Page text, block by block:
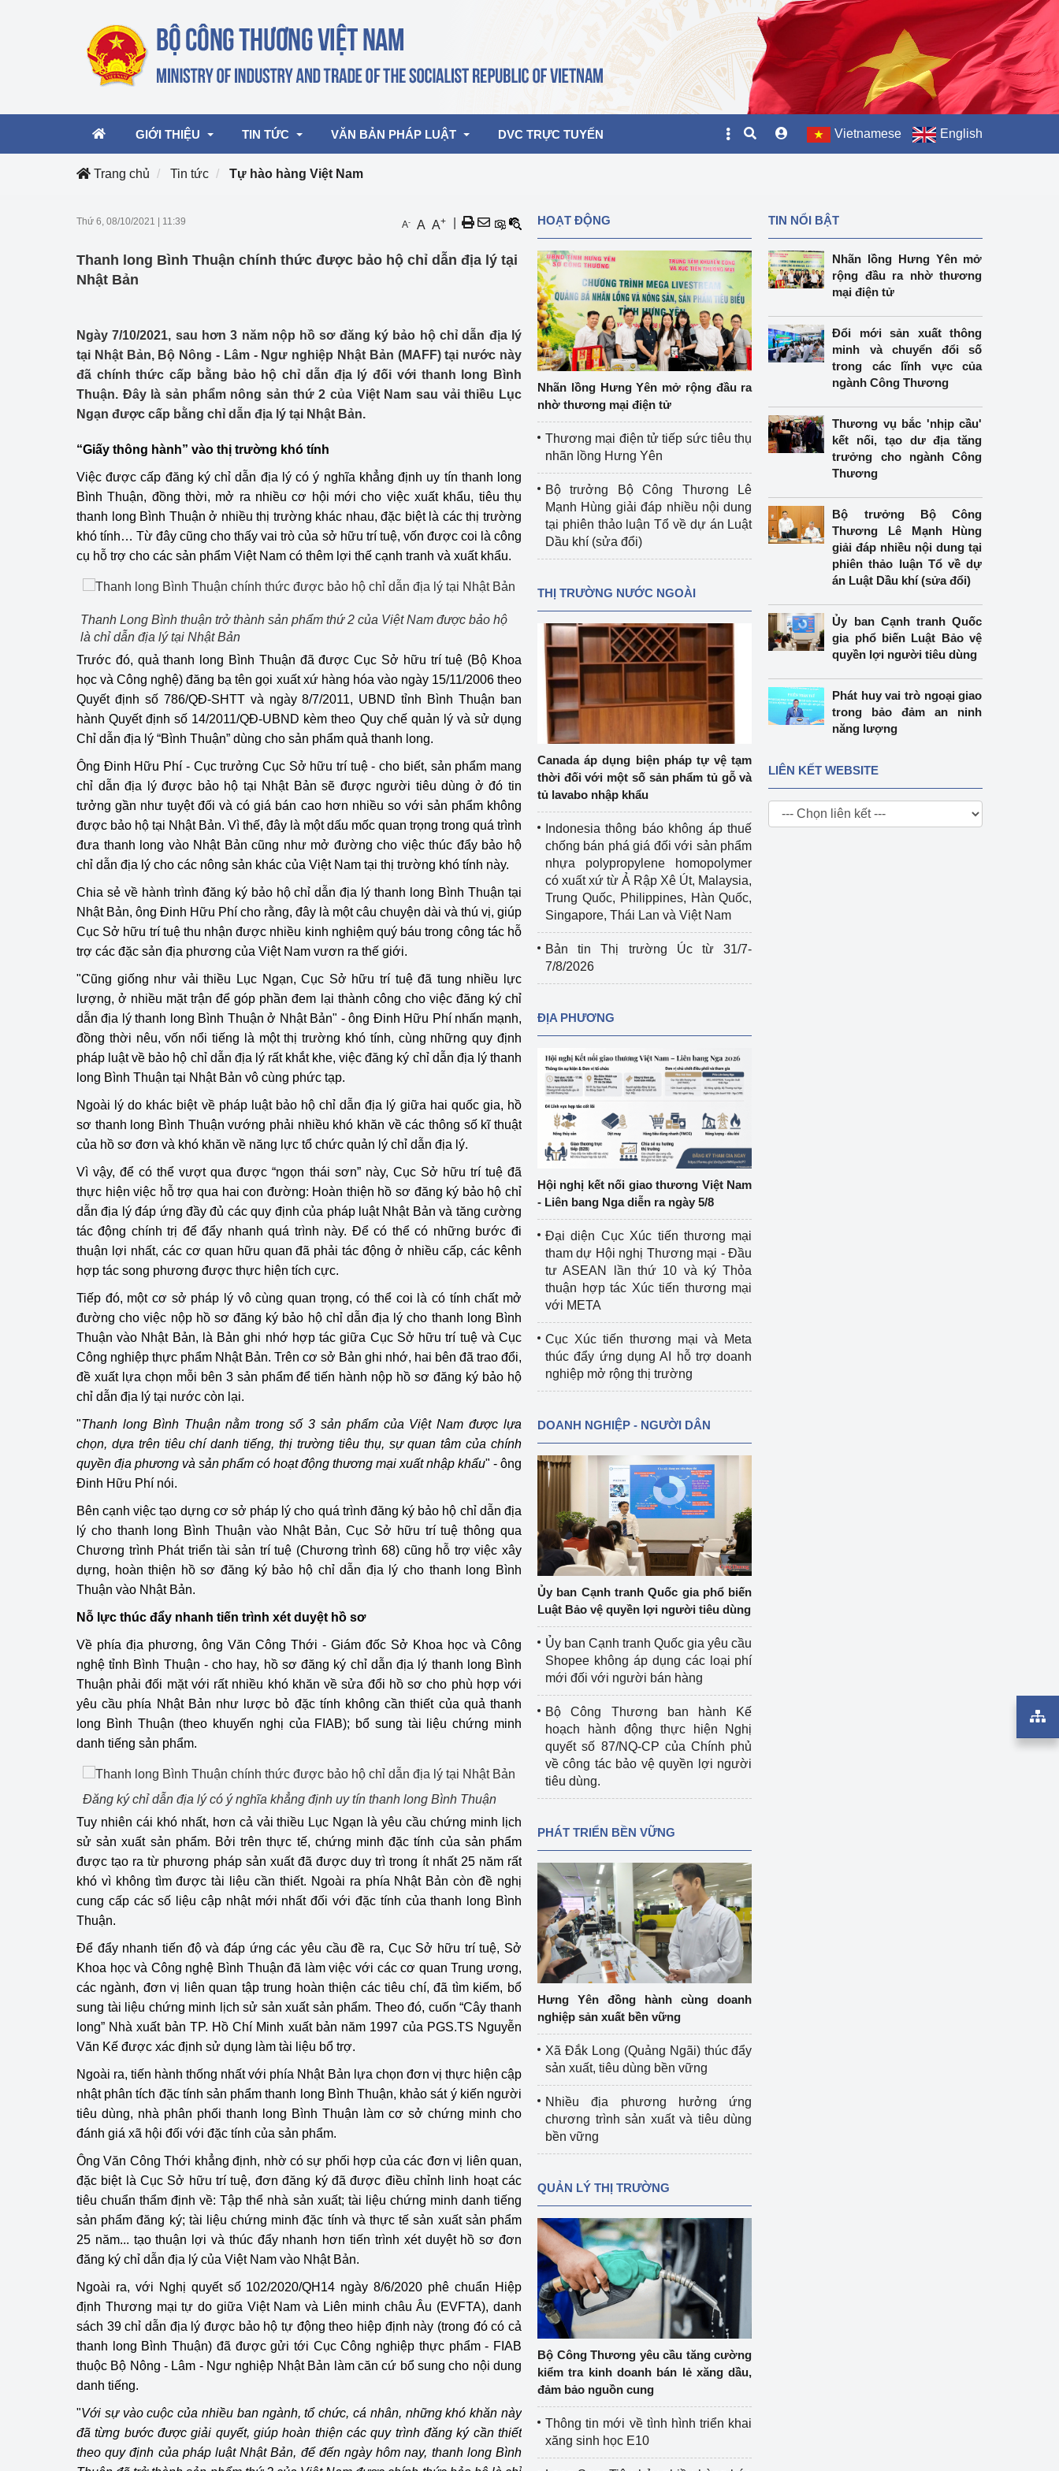
GIỚI THIỆU
Cơ cấu tổ chức
TIN TỨC
Hoạt động của Lãnh đạo Bộ
mại, Dịch vụ Việt Nam 2026
Hoạt động của Bộ trưởng
Công Thương - Công luận
Họp báo
Thông cáo báo chí
Chuyển đổi số
Phát triển nguồn nhân lực
Phát triển bền vững
Tổ chức kiểm định
Tổ chức kiểm định kỹ thuật an toàn lao
động thuộc thẩm quyền quản lý của
Tổ chức được cấp GCN đăng ký, hoạt
động kiểm định thiết bị, dụng cụ điện
làm việc ở môi trường không có nguy
hiểm khí, bụi nổ
Cơ sở sản xuất, sửa chữa chai chứa
LPG
Tổ chức huấn luyện, bồi dưỡng
nghiệp vụ kiểm định kỹ thuật an toàn
lao động
Tái cơ cấu ngành Công Thương
Quản lý thị trường
Sử dụng năng lượng tiết kiệm và
hiệu quả
Hiệu quả năng lượng
tạo
Thông báo
Bảo vệ môi trường Video bảo vệ môi trường
Album ảnh bảo vệ môi trường
Văn bản về môi trường
Đọc báo giúp bạn
Bảo vệ nền tảng tư tưởng của Đảng
Doanh nghiệp - Người dân
Xúc tiến thương mại Khu vực miền Bắc
Khu vực miền Trung
Khu vực miền Nam
Thị trường nước ngoàiHiệp định EVFTA
Thị trường châu Á – châu Phi
Thị trường châu Âu – châu Mỹ
Thị trường trong nước
Ngành Công Thương đưa nghị quyết
Đại hội XIV của Đảng vào cuộc sống
Chính sách
Phát triển năng lượng
VĂN BẢN PHÁP LUẬT DVC TRỰC TUYẾN Vietnamese English
Trang chủ Tin tức Tự hào hàng Việt Nam
Thứ 6, 08/10/2021 11:39 A- A A+
Thanh long Bình Thuận chính thức được bảo hộ chỉ dẫn địa lý tại
Nhật Bản
Ngày 7/10/2021, sau hơn 3 năm nộp hồ sơ đăng ký bảo hộ chỉ dẫn địa lý
tại Nhật Bản, Bộ Nông - Lâm - Ngư nghiệp Nhật Bản (MAFF) tại nước này
đã chính thức cấp bằng bảo hộ chỉ dẫn địa lý đối với thanh long Bình
Thuận. Đây là sản phẩm nông sản thứ 2 của Việt Nam sau vải thiều Lục
Ngạn được cấp bằng chỉ dẫn địa lý tại Nhật Bản.
“Giấy thông hành” vào thị trường khó tính
Việc được cấp đăng ký chỉ dẫn địa lý có ý nghĩa khẳng định uy tín thanh long
Bình Thuận, đồng thời, mở ra nhiều cơ hội mới cho việc xuất khẩu, tiêu thụ
thanh long Bình Thuận ở nhiều thị trường khác nhau, đặc biệt là các thị trường
khó tính… Từ đây cũng cho thấy vai trò của sở hữu trí tuệ, vốn được coi là công
cụ hỗ trợ cho các sản phẩm Việt Nam có thêm lợi thế cạnh tranh và xuất khẩu.
Thanh Long Bình thuận trở thành sản phẩm thứ 2 của Việt Nam được bảo hộ
là chỉ dẫn địa lý tại Nhật Bản
Trước đó, quả thanh long Bình Thuận đã được Cục Sở hữu trí tuệ (Bộ Khoa
học và Công nghệ) đăng bạ tên gọi xuất xứ hàng hóa vào ngày 15/11/2006 theo
Quyết định số 786/QĐ-SHTT và ngày 8/7/2011, UBND tỉnh Bình Thuận ban
hành Quyết định số 14/2011/QĐ-UBND kèm theo Quy chế quản lý và sử dụng
Chỉ dẫn địa lý “Bình Thuận” dùng cho sản phẩm quả thanh long.
Ông Đinh Hữu Phí - Cục trưởng Cục Sở hữu trí tuệ - cho biết, sản phẩm mang
chỉ dẫn địa lý được bảo hộ tại Nhật Bản sẽ được người tiêu dùng ở đó tin
tưởng gần như tuyệt đối và có giá bán cao hơn nhiều so với sản phẩm không
được bảo hộ tại Nhật Bản. Vì thế, đây là một dấu mốc quan trọng trong quá trình
đưa thanh long vào Nhật Bản cũng như mở đường cho việc thúc đẩy bảo hộ
chỉ dẫn địa lý cho các nông sản khác của Việt Nam tại thị trường khó tính này.
Chia sẻ về hành trình đăng ký bảo hộ chỉ dẫn địa lý thanh long Bình Thuận tại
Nhật Bản, ông Đinh Hữu Phí cho rằng, đây là một câu chuyện dài và thú vị, giúp
Cục Sở hữu trí tuệ thu nhận được nhiều kinh nghiệm quý báu trong công tác hỗ
trợ các đặc sản địa phương của Việt Nam vươn ra thế giới.
"Cũng giống như vải thiều Lục Ngạn, Cục Sở hữu trí tuệ đã tung nhiều lực
lượng, ở nhiều mặt trận để góp phần đem lại thành công cho việc đăng ký chỉ
dẫn địa lý thanh long Bình Thuận ở Nhật Bản" - ông Đinh Hữu Phí nhấn mạnh,
đồng thời nêu, vốn nổi tiếng là một thị trường khó tính, cùng những quy định
pháp luật về bảo hộ chỉ dẫn địa lý rất khắt khe, việc đăng ký chỉ dẫn địa lý thanh
long Bình Thuận tại Nhật Bản vô cùng phức tạp.
Ngoài lý do khác biệt về pháp luật bảo hộ chỉ dẫn địa lý giữa hai quốc gia, hồ
sơ thanh long Bình Thuận vướng phải nhiều khó khăn về các thông số kĩ thuật
của hồ sơ đơn và khó khăn về năng lực tổ chức quản lý chỉ dẫn địa lý.
Vì vậy, để có thể vượt qua được “ngọn thái sơn” này, Cục Sở hữu trí tuệ đã
thực hiện việc hỗ trợ qua hai con đường: Hoàn thiện hồ sơ đăng ký bảo hộ chỉ
dẫn địa lý đáp ứng đầy đủ các quy định của pháp luật Nhật Bản và tăng cường
tác động chính trị để đẩy nhanh quá trình này. Để có thể có những bước đi
thuận lợi nhất, các cơ quan hữu quan đã phải tác động ở nhiều cấp, các kênh
hợp tác song phương được thực hiện tích cực.
Tiếp đó, một cơ sở pháp lý vô cùng quan trọng, có thể coi là có tính chất mở
đường cho việc nộp hồ sơ đăng ký bảo hộ chỉ dẫn địa lý cho thanh long Bình
Thuận vào Nhật Bản, là Bản ghi nhớ hợp tác giữa Cục Sở hữu trí tuệ và Cục
Công nghiệp thực phẩm Nhật Bản. Trên cơ sở Bản ghi nhớ, hai bên đã trao đổi,
đề xuất lựa chọn mỗi bên 3 sản phẩm để tiến hành nộp hồ sơ đăng ký bảo hộ
chỉ dẫn địa lý tại nước còn lại.
"Thanh long Bình Thuận nằm trong số 3 sản phẩm của Việt Nam được lựa
chọn, dựa trên tiêu chí danh tiếng, thị trường tiêu thụ, sự quan tâm của chính
quyền địa phương và sản phẩm có hoạt động thương mại xuất nhập khẩu" - ông
Đinh Hữu Phí nói.
Bên cạnh việc tạo dựng cơ sở pháp lý cho quá trình đăng ký bảo hộ chỉ dẫn địa
lý cho thanh long Bình Thuận vào Nhật Bản, Cục Sở hữu trí tuệ thông qua
Chương trình Phát triển tài sản trí tuệ (Chương trình 68) cũng hỗ trợ việc xây
dựng, hoàn thiện hồ sơ đăng ký bảo hộ chỉ dẫn địa lý cho thanh long Bình
Thuận vào Nhật Bản.
Nỗ lực thúc đẩy nhanh tiến trình xét duyệt hồ sơ
Về phía địa phương, ông Văn Công Thới - Giám đốc Sở Khoa học và Công
nghệ tỉnh Bình Thuận - cho hay, hồ sơ đăng ký chỉ dẫn địa lý thanh long Bình
Thuận phải đối mặt với rất nhiều khó khăn về sửa đổi hồ sơ cho phù hợp với
yêu cầu phía Nhật Bản như lược bỏ đặc tính không cần thiết của quả thanh
long Bình Thuận (theo khuyến nghị của FIAB); bổ sung tài liệu chứng minh
danh tiếng sản phẩm.
Đăng ký chỉ dẫn địa lý có ý nghĩa khẳng định uy tín thanh long Bình Thuận
Tuy nhiên cái khó nhất, hơn cả vải thiều Lục Ngạn là yêu cầu chứng minh lịch
sử sản xuất sản phẩm. Bởi trên thực tế, chứng minh đặc tính của sản phẩm
được tạo ra từ phương pháp sản xuất đã được duy trì trong ít nhất 25 năm rất
khó vì không tìm được tài liệu cần thiết. Ngoài ra phía Nhật Bản còn đề nghị
cung cấp các số liệu cập nhật mới nhất đối với đặc tính của thanh long Bình
Thuận.
Để đẩy nhanh tiến độ và đáp ứng các yêu cầu đề ra, Cục Sở hữu trí tuệ, Sở
Khoa học và Công nghệ Bình Thuận đã làm việc với các cơ quan Trung ương,
các ngành, đơn vị liên quan tập trung hoàn thiện các tiêu chí, đã tìm kiếm, bổ
sung tài liệu chứng minh lịch sử sản xuất sản phẩm. Theo đó, cuốn “Cây thanh
long” Nhà xuất bản TP. Hồ Chí Minh xuất bản năm 1997 của PGS.TS Nguyễn
Văn Kế được xác định sử dụng làm tài liệu bổ trợ.
Ngoài ra, tiến hành thống nhất với phía Nhật Bản lựa chọn đơn vị thực hiện cập
nhật phân tích đặc tính sản phẩm thanh long Bình Thuận, khảo sát ý kiến người
tiêu dùng, nhà phân phối thanh long Bình Thuận làm cơ sở chứng minh cho
đánh giá xã hội đối với đặc tính của sản phẩm.
Ông Văn Công Thới khẳng định, nhờ có sự phối hợp của các đơn vị liên quan,
đặc biệt là Cục Sở hữu trí tuệ, đơn đăng ký đã được điều chỉnh linh hoạt các
tiêu chuẩn thẩm định về: Tập thể nhà sản xuất; tài liệu chứng minh danh tiếng
sản phẩm đăng ký; tài liệu chứng minh đặc tính và thực tế sản xuất sản phẩm
25 năm... tạo thuận lợi và thúc đẩy nhanh hơn tiến trình xét duyệt hồ sơ đơn
đăng ký chỉ dẫn địa lý của Việt Nam vào Nhật Bản.
Ngoài ra, với Nghị quyết số 102/2020/QH14 ngày 8/6/2020 phê chuẩn Hiệp
định Thương mại tự do giữa Việt Nam và Liên minh châu Âu (EVFTA), danh
sách 39 chỉ dẫn địa lý được bảo hộ tự động theo hiệp định này (trong đó có cả
thanh long Bình Thuận) đã được gửi tới Cục Công nghiệp thực phẩm - FIAB
thuộc Bộ Nông - Lâm - Ngư nghiệp Nhật Bản làm căn cứ bổ sung cho nội dung
danh tiếng.
"Với sự vào cuộc của nhiều ban ngành, tổ chức, cá nhân, những khó khăn này
đã từng bước được giải quyết, giúp hoàn thiện các quy trình đăng ký cần thiết
theo quy định của pháp luật Nhật Bản, để đến ngày hôm nay, thanh long Bình
HOẠT ĐỘNG
Nhãn lồng Hưng Yên mở rộng đầu ra
nhờ thương mại điện tử
Thương mại điện tử tiếp sức tiêu thụ
nhãn lồng Hưng Yên
Bộ trưởng Bộ Công Thương Lê
Mạnh Hùng giải đáp nhiều nội dung
tại phiên thảo luận Tổ về dự án Luật
Dầu khí (sửa đổi)
THỊ TRƯỜNG NƯỚC NGOÀI
Canada áp dụng biện pháp tự vệ tạm
thời đối với một số sản phẩm tủ gỗ và
tủ lavabo nhập khẩu
Indonesia thông báo không áp thuế
chống bán phá giá đối với sản phẩm
nhựa polypropylene homopolymer
có xuất xứ từ Ả Rập Xê Út, Malaysia,
Trung Quốc, Philippines, Hàn Quốc,
Singapore, Thái Lan và Việt Nam
Bản tin Thị trường Úc từ 31/7-
7/8/2026
ĐỊA PHƯƠNG
Hội nghị kết nối giao thương Việt Nam
- Liên bang Nga diễn ra ngày 5/8
Đại diện Cục Xúc tiến thương mại
tham dự Hội nghị Thương mại - Đầu
tư ASEAN lần thứ 10 và ký Thỏa
thuận hợp tác Xúc tiến thương mại
với META
Cục Xúc tiến thương mại và Meta
thúc đẩy ứng dụng AI hỗ trợ doanh
nghiệp mở rộng thị trường
DOANH NGHIỆP - NGƯỜI DÂN
Ủy ban Cạnh tranh Quốc gia phổ biến
Luật Bảo vệ quyền lợi người tiêu dùng
Ủy ban Cạnh tranh Quốc gia yêu cầu
Shopee không áp dụng các loại phí
mới đối với người bán hàng
Bộ Công Thương ban hành Kế
hoạch hành động thực hiện Nghị
quyết số 87/NQ-CP của Chính phủ
về công tác bảo vệ quyền lợi người
tiêu dùng.
PHÁT TRIỂN BỀN VỮNG
Hưng Yên đồng hành cùng doanh
nghiệp sản xuất bền vững
Xã Đắk Long (Quảng Ngãi) thúc đẩy
sản xuất, tiêu dùng bền vững
Nhiều địa phương hưởng ứng
chương trình sản xuất và tiêu dùng
bền vững
QUẢN LÝ THỊ TRƯỜNG
Bộ Công Thương yêu cầu tăng cường
kiểm tra kinh doanh bán lẻ xăng dầu,
đảm bảo nguồn cung
Thông tin mới về tình hình triển khai
xăng sinh học E10
TIN NỔI BẬT
Nhãn lồng Hưng Yên mở
rộng đầu ra nhờ thương
mại điện tử
Đổi mới sản xuất thông
minh và chuyển đổi số
trong các lĩnh vực của
ngành Công Thương
Thương vụ bắc 'nhịp cầu'
kết nối, tạo dư địa tăng
trưởng cho ngành Công
Thương
Bộ trưởng Bộ Công
Thương Lê Mạnh Hùng
giải đáp nhiều nội dung tại
phiên thảo luận Tổ về dự
án Luật Dầu khí (sửa đổi)
Ủy ban Cạnh tranh Quốc
gia phổ biến Luật Bảo vệ
quyền lợi người tiêu dùng
Phát huy vai trò ngoại giao
trong bảo đảm an ninh
năng lượng
LIÊN KẾT WEBSITE